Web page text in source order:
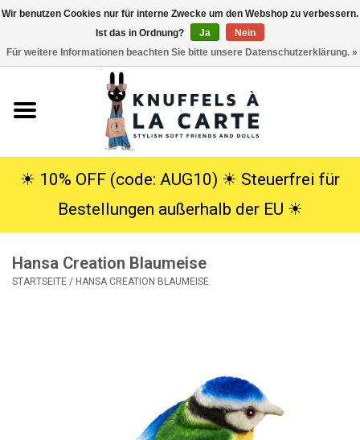
Kuscheltiere
SALE
☀︎ 10% OFF (code: AUG10) ☀︎ Steuerfrei für
Bestellungen außerhalb der EU ☀︎
Hansa Creation Blaumeise
STARTSEITE / HANSA CREATION BLAUMEISE
Wir benutzen Cookies nur für interne Zwecke um den Webshop zu verbessern.
Ist das in Ordnung?
Ja
Nein
Für weitere Informationen beachten Sie bitte unsere Datenschutzerklärung. »